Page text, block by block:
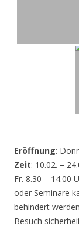
Eröffnung:
Zeit: 10.02. –
Fr. 8.30 – 14.00
oder Seminare
behindert
Besuch